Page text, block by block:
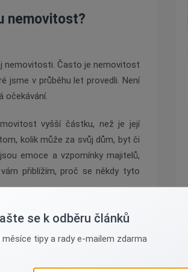
nemovitost?
nemovitosti. Často je nemovitost
jsme v průběhu let provedli. Není
očekávání.
vyšší částku, než je její
kolik může za svůj dům, byt či
emoce a vzpomínky majitelů,
přiblížím, proč se někdy tyto
je částka, kterou by byl ochoten
cenu si neurčuje prodávající ani
se k odběru článků
tipy a rady e-mailem zdarma